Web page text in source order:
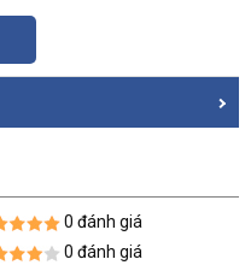
0 đánh giá
0 đánh giá